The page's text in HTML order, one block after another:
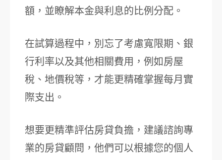
額，並瞭解本金與利息的比例分配。
在試算過程中，別忘了考慮寬限期、銀
行利率以及其他相關費用，例如房屋
稅、地價稅等，才能更精確掌握每月實
際支出。
想要更精準評估房貸負擔，建議諮詢專
業的房貸顧問，他們可以根據您的個人